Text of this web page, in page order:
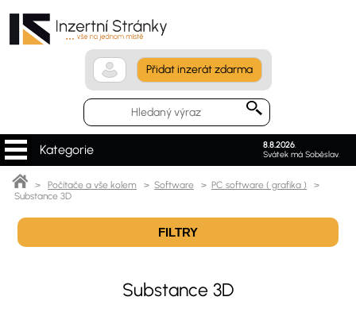
Přidat inzerát zdarma
8.8.2026.
Svátek má Soběslav.
Kategorie
> Počítače a vše kolem > Software > PC software ( grafika ) >
Substance 3D
FILTRY
Substance 3D